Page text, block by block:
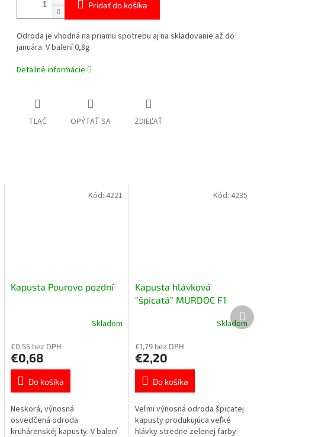
Pridať do košíka
Odroda je vhodná na priamu spotrebu aj na skladovanie až do
januára. V balení 0,8g
Detailné informácie
TLAČ OPÝTAŤ SA ZDIEĽAŤ
Kapusta Pourovo pozdní
Skladom
€0,55 bez DPH
€0,68
Do košíka
Neskorá, výnosná
osvedčená odroda
kruhárenskéj kapusty. V balení
Kód: 4221
Kapusta hlávková
"špicatá" MURDOC F1
Skladom
€1,79 bez DPH
€2,20
Do košíka
Veľmi výnosná odroda špicatej
kapusty produkujúca veľké
hlávky stredne zelenej farby.
Kód: 4235
Ďalší
produkt